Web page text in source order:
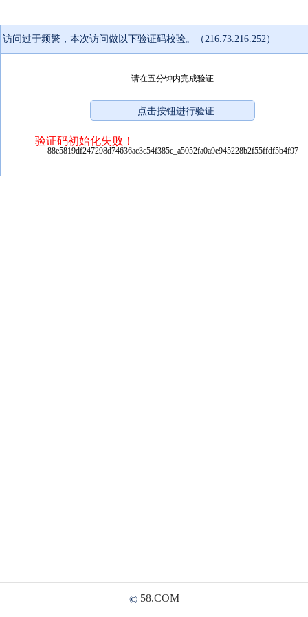
访问过于频繁，本次访问做以下验证码校验。（216.73.216.252）
请在五分钟内完成验证
验证码初始化失败！
88e5819df247298d74636ac3c54f385c_a5052fa0a9e945228b2f55ffdf5b4f97
© 58.COM